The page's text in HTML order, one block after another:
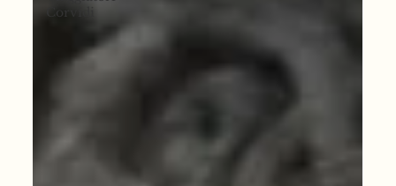
Corvidi